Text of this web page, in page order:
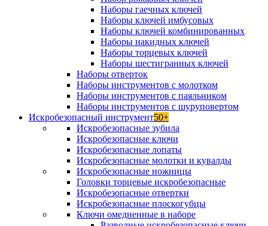
Наборы гаечных ключей
Наборы ключей имбусовых
Наборы ключей комбинированных
Наборы накидных ключей
Наборы торцевых ключей
Наборы шестигранных ключей
Наборы отверток
Наборы инструментов с молотком
Наборы инструментов с паяльником
Наборы инструментов с шуруповертом
Искробезопасный инструмент50+
Искробезопасные зубила
Искробезопасные ключи
Искробезопасные лопаты
Искробезопасные молотки и кувалды
Искробезопасные ножницы
Головки торцевые искробезопасные
Искробезопасные отвертки
Искробезопасные плоскогубцы
Ключи омедненные в наборе